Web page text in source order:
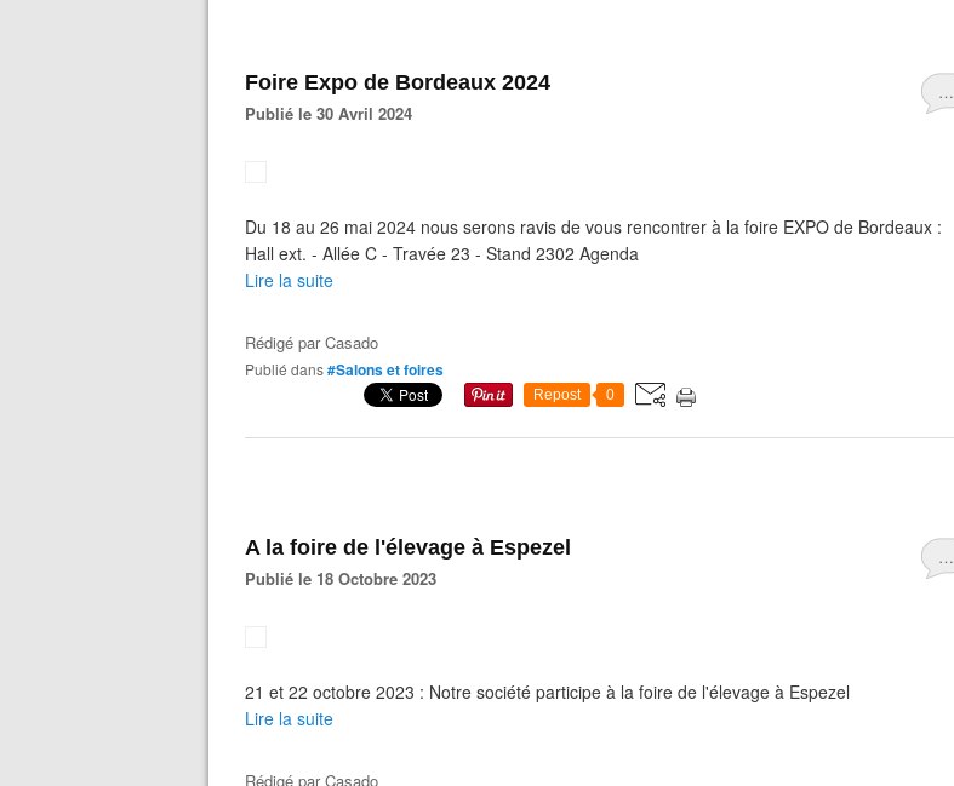
…
Foire Expo de Bordeaux 2024
Publié le 30 Avril 2024
Du 18 au 26 mai 2024 nous serons ravis de vous rencontrer à la foire EXPO de Bordeaux :
Hall ext. - Allée C - Travée 23 - Stand 2302 Agenda
Lire la suite
Rédigé parCasado
Publié dans#Salons et foires
Repost 0
…
A la foire de l'élevage à Espezel
Publié le 18 Octobre 2023
21 et 22 octobre 2023 : Notre société participe à la foire de l'élevage à Espezel
Lire la suite
Rédigé parCasado